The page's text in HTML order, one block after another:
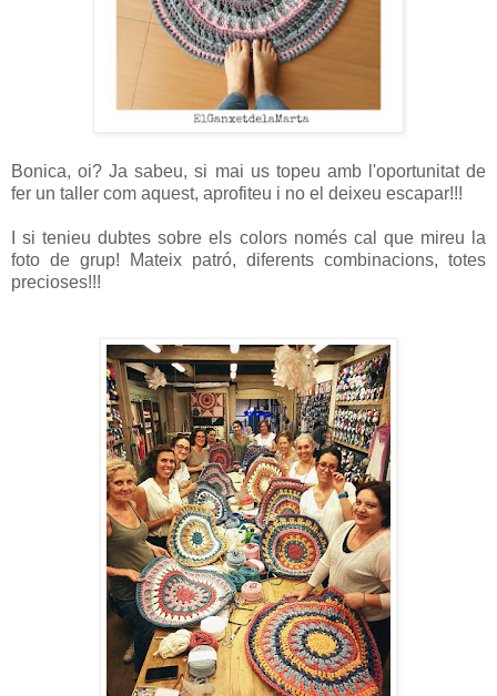
Bonica, oi? Ja sabeu, si mai us topeu amb l'oportunitat de
fer un taller com aquest, aprofiteu i no el deixeu escapar!!!
I si tenieu dubtes sobre els colors només cal que mireu la
foto de grup! Mateix patró, diferents combinacions, totes
precioses!!!